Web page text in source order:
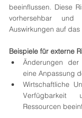
beeinflussen. Diese
vorhersehbar und
Auswirkungen auf das
Beispiele für externe
Änderungen der
eine Anpassung
Wirtschaftliche
Ressourcen